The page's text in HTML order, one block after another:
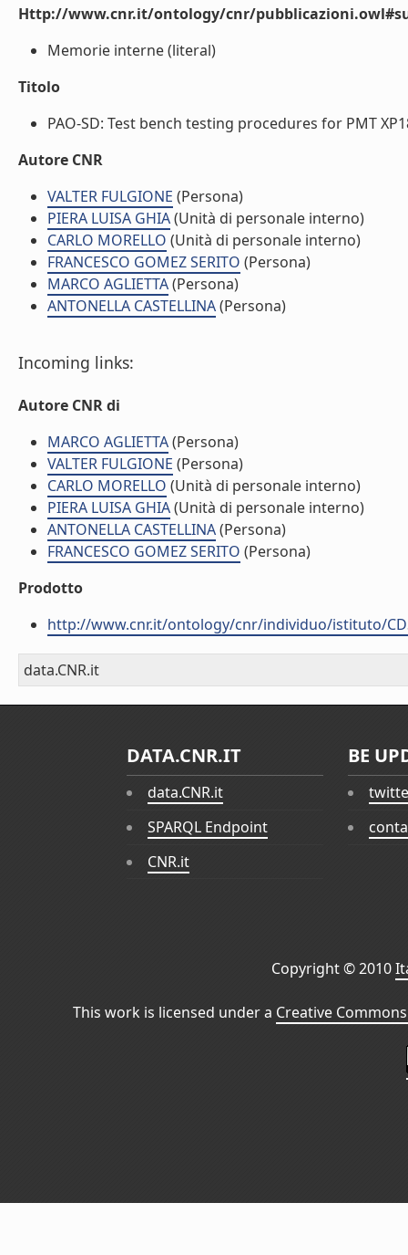
Http://www.cnr.it/ontology/cnr/
Memorie interne (literal)
Titolo
PAO-SD: Test bench testing procedures for PMT
Autore CNR
VALTER FULGIONE (Persona)
PIERA LUISA GHIA(Unità di personale interno)
CARLO MORELLO (Unità di personale interno)
FRANCESCO GOMEZ SERITO (Persona)
MARCO AGLIETTA(Persona)
ANTONELLA CASTELLINA(Persona)
Incoming links:
Autore CNR di
MARCO AGLIETTA(Persona)
VALTER FULGIONE (Persona)
CARLO MORELLO (Unità di personale interno)
PIERA LUISA GHIA(Unità di personale interno)
ANTONELLA CASTELLINA(Persona)
FRANCESCO GOMEZ SERITO (Persona)
Prodotto
http://www.cnr.it/ontology/cnr/individuo/istituto/
data.CNR.it
DATA.CNR.IT
data.CNR.it
SPARQL Endpoint
CNR.it
BE
Copyright © 2010
This work is licensed under a Creative